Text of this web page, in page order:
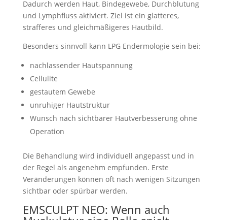
Dadurch werden Haut, Bindegewebe, Durchblutung
und Lymphfluss aktiviert. Ziel ist ein glatteres,
strafferes und gleichmäßigeres Hautbild.
Besonders sinnvoll kann LPG Endermologie sein bei:
nachlassender Hautspannung
Cellulite
gestautem Gewebe
unruhiger Hautstruktur
Wunsch nach sichtbarer Hautverbesserung ohne
Operation
Die Behandlung wird individuell angepasst und in
der Regel als angenehm empfunden. Erste
Veränderungen können oft nach wenigen Sitzungen
sichtbar oder spürbar werden.
EMSCULPT NEO: Wenn auch